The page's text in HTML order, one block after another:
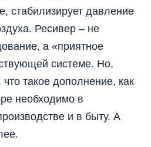
стабилизирует давление
Ресивер – не
а «приятное
системе. Но,
что такое дополнение, как
необходимо в
и в быту. А